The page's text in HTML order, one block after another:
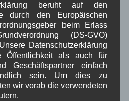
beruht auf den
durch den Europäischen
beim Erlass
(DS-GVO)
Datenschutzerklärung
als auch für
Geschäftspartner einfach
sein. Um dies zu
wir vorab die verwendeten